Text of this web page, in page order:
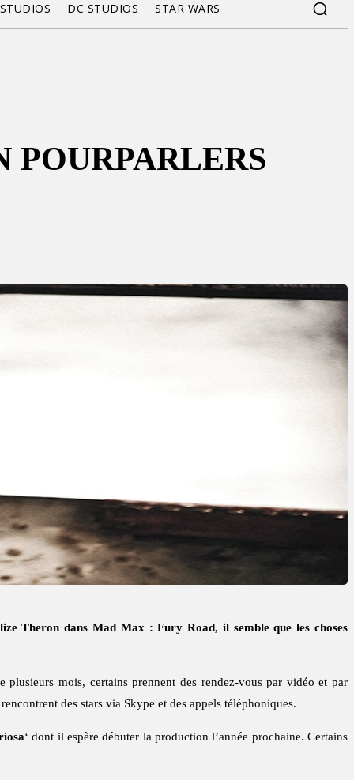
DC STUDIOS STAR WARS
POURPARLERS
Theron dans Mad Max : Fury Road, il semble que les choses
mois, certains prennent des rendez-vous par vidéo et par
des stars via Skype et des appels téléphoniques.
‘ dont il espère débuter la production l’année prochaine. Certains